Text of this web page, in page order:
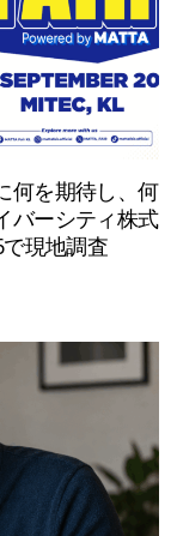
何を期待し、何
バーシティ株式
現地調査